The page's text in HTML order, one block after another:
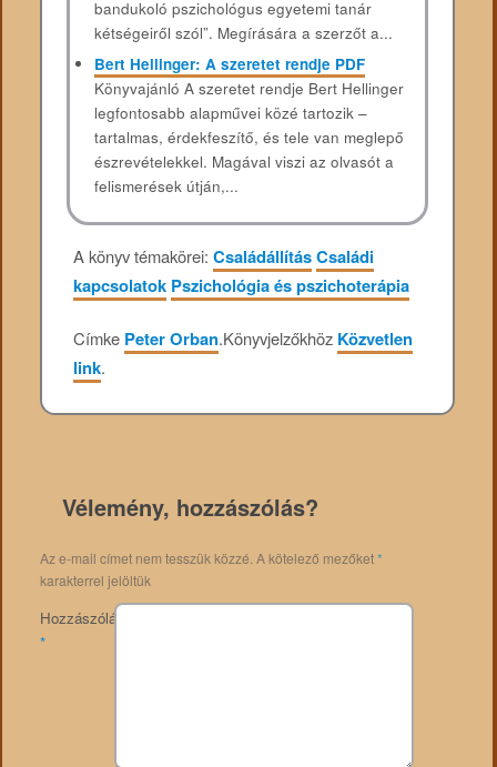
bandukoló pszichológus egyetemi tanár
kétségeiről szól”. Megírására a szerzőt a...
Bert Hellinger: A ​szeretet rendje PDF
Könyvajánló A szeretet rendje Bert ​Hellinger
legfontosabb alapművei közé tartozik –
tartalmas, érdekfeszítő, és tele van meglepő
észrevételekkel. Magával viszi az olvasót a
felismerések útján,...
A könyv témakörei:CsaládállításCsaládi
kapcsolatok Pszichológia és pszichoterápia
Címke Peter Orban.Könyvjelzőkhöz Közvetlen
link.
Vélemény, hozzászólás?
Az e-mail címet nem tesszük közzé. A kötelező mezőket*
karakterrel jelöltük
Hozzászólás
*